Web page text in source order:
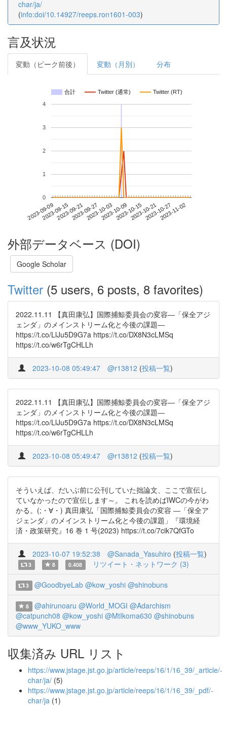
char/ja/
(info:doi/10.14927/reeps.ron1601-003)
言及状況
変動（ピーク前後） 変動（月別） 分布
合計 Twitter (通常) Twitter (RT)
2023-09-092023-09-152023-09-212023-09-272023-10-032023-10-092023-10-152023-10-212023-10-272023-11-02
0
1
2
3
4
外部データベース (DOI)
Google Scholar
Twitter (5 users, 6 posts, 8 favorites)
2022.11.11 【真田康弘】国際捕鯨委員会の変容―「保全アジ
ェンダ」のメインストリーム化と今後の課題―
https://t.co/LlJu5D9G7a https://t.co/DX8N3cLMSq
https://t.co/w6rTgCHLLh
2023-10-08 05:49:47 @r13812 (投稿一覧)
2022.11.11 【真田康弘】国際捕鯨委員会の変容―「保全アジ
ェンダ」のメインストリーム化と今後の課題―
https://t.co/LlJu5D9G7a https://t.co/DX8N3cLMSq
https://t.co/w6rTgCHLLh
2023-10-08 05:49:47 @r13812 (投稿一覧)
そういえば、だいぶ前に公刊していた拙論文、ここで宣伝し
ていなかったので宣伝します～。 これを読めばIWCの今がわ
かる。(;・∀・) 真田康弘「国際捕鯨委員会の変容 ―「保全ア
ジェンダ」のメインストリーム化と今後の課題」『環境経
済・政策研究』16 巻 1 号(2023) https://t.co/7cik7QfGTo
2023-10-07 19:52:38 @Sanada_Yasuhiro (投稿一覧)
3 8 0.408 リツイート・ネットワーク (3)
3 @GoodbyeLab @kow_yoshi @shinobuns
8 @ahirunoaru @World_MOGI @Adarchism
@catpunch08 @kow_yoshi @MtIkoma630 @shinobuns
@www_YUKO_www
収集済み URL リスト
https://www.jstage.jst.go.jp/article/reeps/16/1/16_39/_article/-
char/ja/ (5)
https://www.jstage.jst.go.jp/article/reeps/16/1/16_39/_pdf/-
char/ja (1)